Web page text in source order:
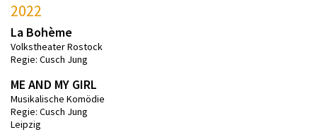
2022
La Bohème
Volkstheater Rostock
Regie: Cusch Jung
ME AND MY GIRL
Musikalische Komödie
Regie: Cusch Jung
Leipzig